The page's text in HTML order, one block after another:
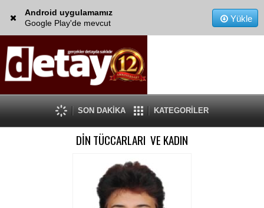
Android uygulamamız
Google Play'de mevcut
Yükle
SON DAKİKA KATEGORİLER
DİN TÜCCARLARI VE KADIN